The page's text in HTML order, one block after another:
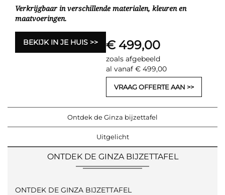
Verkrijgbaar in verschillende materialen, kleuren en
maatvoeringen.
BEKIJK IN JE HUIS € 499,00
zoals afgebeeld
al vanaf € 499,00
VRAAG OFFERTE AAN
Ontdek de Ginza bijzettafel
Uitgelicht
ONTDEK DE GINZA BIJZETTAFEL
ONTDEK DE GINZA BIJZETTAFEL